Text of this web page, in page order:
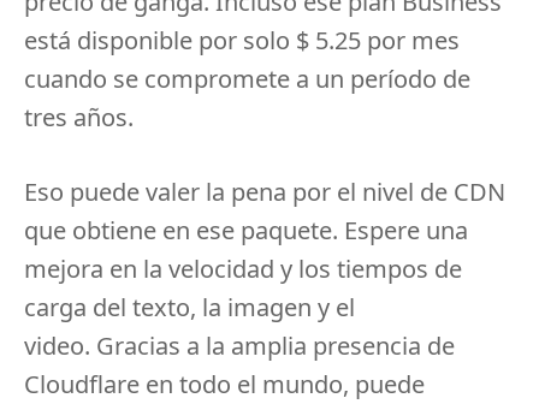
está disponible por solo $ 5.25 por mes
cuando se compromete a un período de
tres años.
Eso puede valer la pena por el nivel de CDN
que obtiene en ese paquete. Espere una
mejora en la velocidad y los tiempos de
carga del texto, la imagen y el
video. Gracias a la amplia presencia de
Cloudflare en todo el mundo, puede